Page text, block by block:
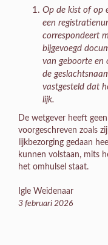
Op de kist of op
een
correspondeert
bijgevoegd
van geboorte en
de
vastgesteld dat
lijk.
De wetgever heeft
voorgeschreven zoals
lijkbezorging gedaan
kunnen volstaan, mits
het omhulsel staat.
Igle Weidenaar
3 februari 2026